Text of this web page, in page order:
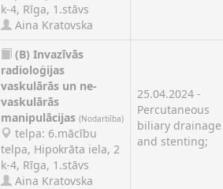
k-4, Rīga, 1.stāvs
Aina Kratovska
(B) Invazīvās
radioloģijas
vaskulārās un ne-
vaskulārās
manipulācijas (Nodarbība)
telpa: 6.mācību
telpa, Hipokrāta iela, 2
k-4, Rīga, 1.stāvs
Aina Kratovska
25.04.2024 -
Percutaneous
biliary drainage
and stenting;